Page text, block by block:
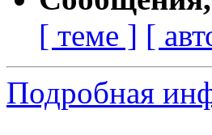
[ теме ] [
Подробная